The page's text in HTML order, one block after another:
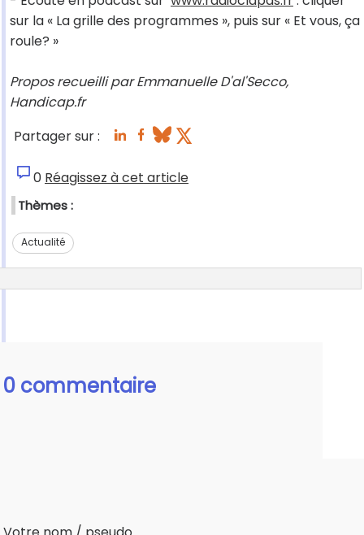
sur la « La grille des programmes », puis sur « Et vous, ça
roule? »
Propos recueilli par Emmanuelle D'al'Secco,
Handicap.fr
Partager sur :
0 Réagissez à cet article
Thèmes :
Actualité
0 commentaire